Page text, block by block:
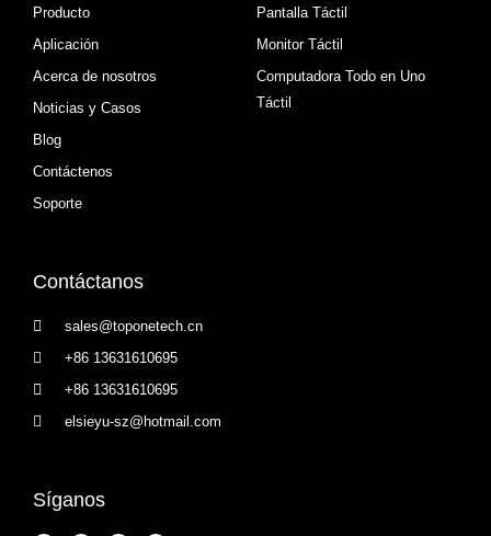
Producto
Aplicación
Acerca de nosotros
Noticias y Casos
Blog
Contáctenos
Soporte
Pantalla Táctil
Monitor Táctil
Computadora Todo en Uno
Táctil
Contáctanos
sales@toponetech.cn
+86 13631610695
+86 13631610695
elsieyu-sz@hotmail.com
Síganos